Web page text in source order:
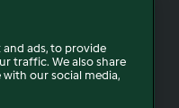
ads, to provide
traffic. We also share
our social media,